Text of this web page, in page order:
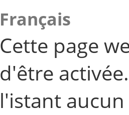
Français
Cette page
d'être
l'istant